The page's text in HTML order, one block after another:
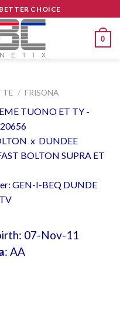
CHOICE
0
/ FRISONA
TUONO ET TY -
x DUNDEE
BOLTON SUPRA ET
GEN-I-BEQ DUNDE
07-Nov-11
: AA